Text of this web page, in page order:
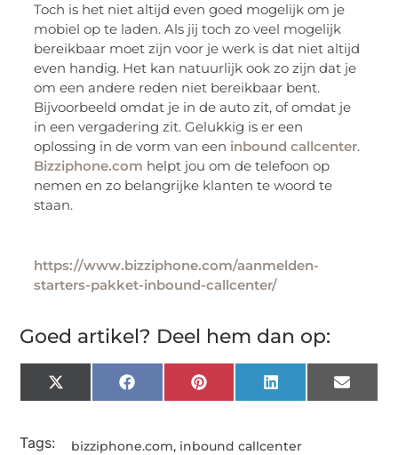
Toch is het niet altijd even goed mogelijk om je
mobiel op te laden. Als jij toch zo veel mogelijk
bereikbaar moet zijn voor je werk is dat niet altijd
even handig. Het kan natuurlijk ook zo zijn dat je
om een andere reden niet bereikbaar bent.
Bijvoorbeeld omdat je in de auto zit, of omdat je
in een vergadering zit. Gelukkig is er een
oplossing in de vorm van een inbound callcenter.
Bizziphone.com helpt jou om de telefoon op
nemen en zo belangrijke klanten te woord te
staan.
https://www.bizziphone.com/aanmelden-
starters-pakket-inbound-callcenter/
Goed artikel? Deel hem dan op:
X
(Twitter)
FacebookPinterestLinkedInEmail
Tags: bizziphone.com, inbound callcenter